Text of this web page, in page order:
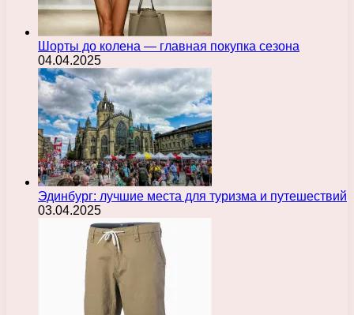
Шорты до колена — главная покупка сезона
04.04.2025
Эдинбург: лучшие места для туризма и путешествий
03.04.2025